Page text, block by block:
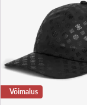
Võimalus